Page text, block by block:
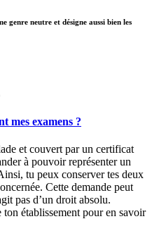
genre neutre et désigne aussi bien les
mes examens ?
et couvert par un certificat
à pouvoir représenter un
tu peux conserver tes deux
Cette demande peut
pas d’un droit absolu.
établissement pour en savoir